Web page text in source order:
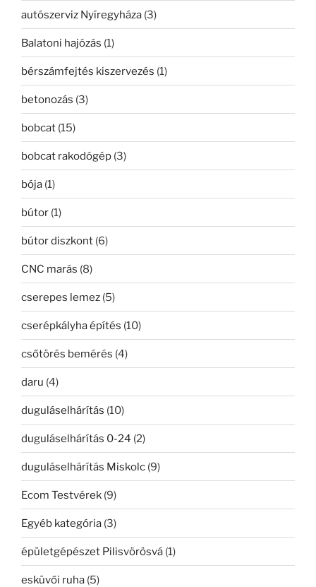
autószerviz Nyíregyháza (3)
Balatoni hajózás (1)
bérszámfejtés kiszervezés (1)
betonozás (3)
bobcat (15)
bobcat rakodógép (3)
bója (1)
bútor (1)
bútor diszkont (6)
CNC marás (8)
cserepes lemez (5)
cserépkályha építés (10)
csőtörés bemérés (4)
daru (4)
duguláselhárítás (10)
duguláselhárítás 0-24 (2)
duguláselhárítás Miskolc (9)
Ecom Testvérek (9)
Egyéb kategória (3)
épületgépészet Pilisvörösvá (1)
esküvői ruha (5)